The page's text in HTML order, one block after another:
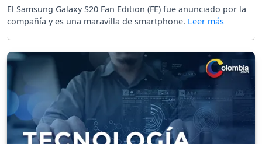
El Samsung Galaxy S20 Fan Edition (FE) fue anunciado por la
compañía y es una maravilla de smartphone.